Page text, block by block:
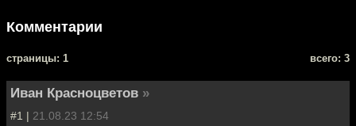
Комментарии
cтраницы: 1 всего: 3
Иван Красноцветов »
#1 | 21.08.23 12:54